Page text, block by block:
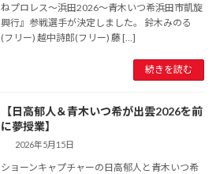
ねプロレス〜浜田2026〜青木いつ希浜田市凱旋
興行』参戦選手が決定しました。 鈴木みのる
(フリー) 越中詩郎(フリー) 藤 […]
続きを読む
【日高郁人＆青木いつ希が出雲2026を前
に夢授業】
2026年5月15日
ショーンキャプチャーの日高郁人と青木いつ希